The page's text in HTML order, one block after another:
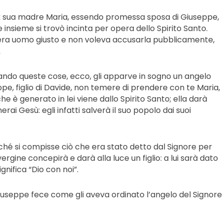
o
diminuire
il
madre Maria, essendo promessa sposa di Giuseppe,
si trovò incinta per opera dello Spirito Santo.
uomo giusto e non voleva accusarla pubblicamente,
queste cose, ecco, gli apparve in sogno un angelo
figlio di Davide, non temere di prendere con te Maria,
è generato in lei viene dallo Spirito Santo; ella darà
Gesù: egli infatti salverà il suo popolo dai suoi
si compisse ciò che era stato detto dal Signore per
concepirà e darà alla luce un figlio: a lui sarà dato
“Dio con noi”.
fece come gli aveva ordinato l’angelo del Signore